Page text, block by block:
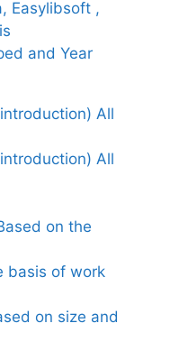
Easylibsoft ,
and Year
introduction) All
introduction) All
on the
basis of work
on size and